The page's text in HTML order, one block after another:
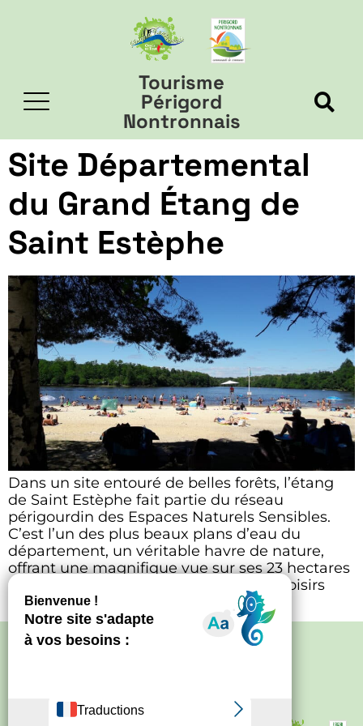
Tourisme
Périgord
Nontronnais
Site Départemental
du Grand Étang de
Saint Estèphe
Dans un site entouré de belles forêts, l’étang
de Saint Estèphe fait partie du réseau
périgourdin des Espaces Naturels Sensibles.
C’est l’un des plus beaux plans d’eau du
département, un véritable havre de nature,
offrant une magnifique vue sur ses 23 hectares
d’eau bordés de forêts. Cette base de loisirs
offre de multiples activités tout […]
Politique de confidentialité
Mentions